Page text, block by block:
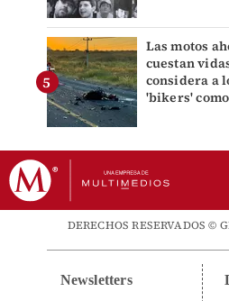
Las motos
cuestan
considera a
'bikers'
DERECHOS RESERVADOS ©
Newsletters